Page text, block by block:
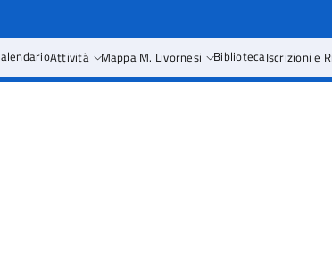
Attività Mappa M. Livornesi BibliotecaIscrizioni e